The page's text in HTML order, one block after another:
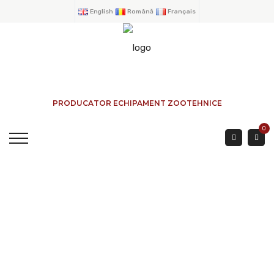
English Română Français
PRODUCATOR ECHIPAMENT ZOOTEHNICE
0